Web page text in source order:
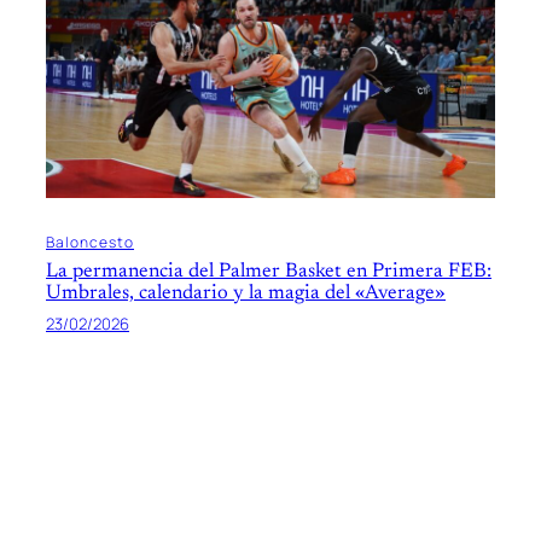
Baloncesto
La permanencia del Palmer Basket en Primera FEB:
Umbrales, calendario y la magia del «Average»
23/02/2026